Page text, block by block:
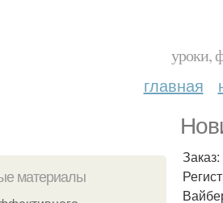
уроки,
главная
материалы